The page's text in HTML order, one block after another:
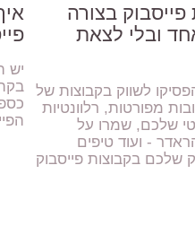
בצורה
ובלי לצאת
לשווק בקבוצות של
מפורטות, רלוונטיות
שלכם, שמרו על
- ועוד טיפים
שלכם בקבוצות פייסבוק
יש